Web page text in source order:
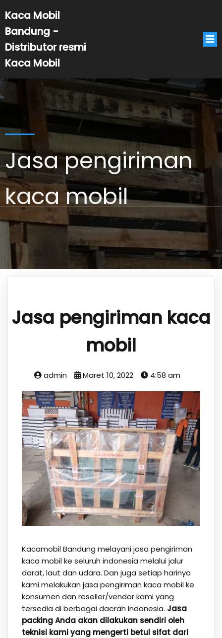
Kaca Mobil
Bandung -
Distributor resmi
Kaca Mobil
Jasa pengiriman
kaca mobil
Jasa pengiriman kaca
mobil
admin Maret 10, 2022 4:58 am
Kacamobil Bandung melayani jasa pengiriman
kaca mobil ke seluruh indonesia melalui jalur
darat, laut dan udara. Dan juga setiap harinya
kami melakukan jasa pengiriman kaca mobil ke
konsumen dan reseller/vendor kami yang
tersedia di berbagai daerah Indonesia. Jasa
packing Anda akan dilakukan sendiri oleh
teknisi kami yang mengerti betul sifat dari